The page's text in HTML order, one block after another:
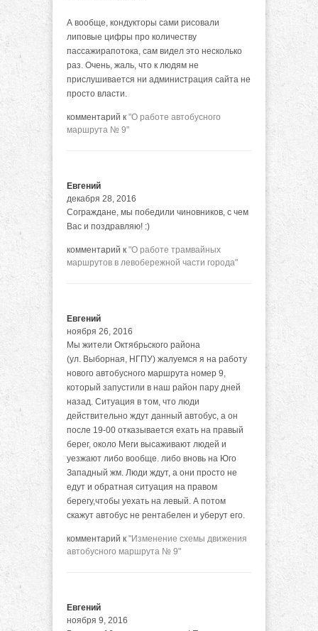
А вообще, кондукторы сами рисовали
липовые цифры про количеству
пассажирапотока, сам видел это несколько
раз. Очень, жаль, что к людям не
прислушивается ни администрация сайта не
просто власти.
комментарий к "О работе автобусного
маршрута № 9"
Евгений
декабря 28, 2016
Сограждане, мы победили чиновников, с чем
Вас и поздравляю! :)
комментарий к "О работе трамвайных
маршрутов в левобережной части города"
Евгений
ноября 26, 2016
Мы жители Октябрьского района
(ул. Выборная, НГПУ) жалуемся я на работу
нового автобусного маршрута номер 9,
который запустили в наш район пару дней
назад. Ситуация в том, что люди
действительно ждут данный автобус, а он
после 19-00 отказывается ехать на правый
берег, около Меги высаживают людей и
уезжают либо вообще. либо вновь на Юго
Западный жм. Люди ждут, а они просто не
едут и обратная ситуация на правом
берегу,чтобы уехать на левый. А потом
скажут автобус не рентабелен и уберут его.
комментарий к "Изменение схемы движения
автобусного маршрута № 9"
Евгений
ноября 9, 2016